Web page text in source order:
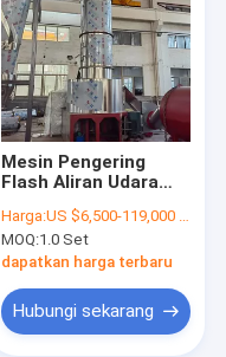
Mesin Pengering
Flash Aliran Udara
Pengoperasian
Sederhana Pengering
Evaporator
Harga:US $6,500-119,000 / Piece | 1 Piece (Min. Order)
MOQ:1.0 Set
dapatkan harga terbaru
Hubungi sekarang